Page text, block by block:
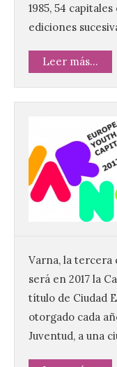
1985, 54
ediciones
Leer más...
Varna, la tercera
será en 2017 la
título de Ciudad
otorgado cada
Juventud, a una